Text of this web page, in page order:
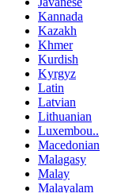
Kannada
Kazakh
Khmer
Kurdish
Kyrgyz
Latin
Latvian
Lithuanian
Luxembou..
Macedonian
Malagasy
Malay
Malayalam